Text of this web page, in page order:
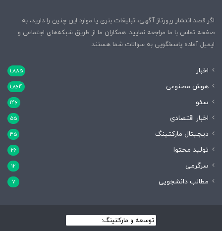
اگر قصد انتشار رپورتاژ آگهی، تبلیغات بنری یا موارد این چنین را دارید، به
صفحه تماس با ما مراجعه نمایید. همکاران ما از طریق شبکه‌های اجتماعی و
ایمیل آماده پاسخگویی به سوالات شما هستند.
اخبار 1,885
هوش مصنوعی 1,864
سئو 146
اخبار اقتصادی 55
دیجیتال مارکتینگ 45
تولید محتوا 26
سرگرمی 12
مطالب دانشجویی 7
توسعه و مارکتینگ: